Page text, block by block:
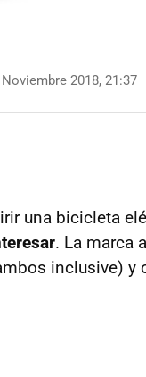
2018, 21:37
una bicicleta
. La marca
inclusive) y